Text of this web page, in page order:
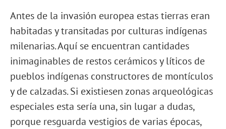
Antes de la invasión europea estas tierras eran
habitadas y transitadas por culturas indígenas
milenarias. Aquí se encuentran cantidades
inimaginables de restos cerámicos y líticos de
pueblos indígenas constructores de montículos
y de calzadas. Si existiesen zonas arqueológicas
especiales esta sería una, sin lugar a dudas,
porque resguarda vestigios de varias épocas,